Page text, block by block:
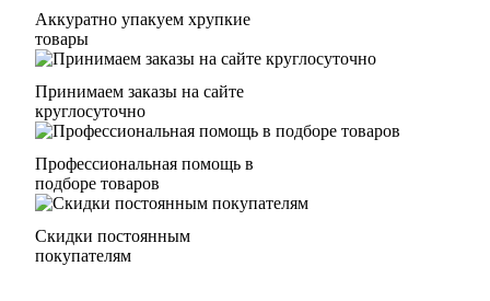
Аккуратно упакуем хрупкие
товары
Принимаем заказы на сайте
круглосуточно
Профессиональная помощь в
подборе товаров
Скидки постоянным
покупателям